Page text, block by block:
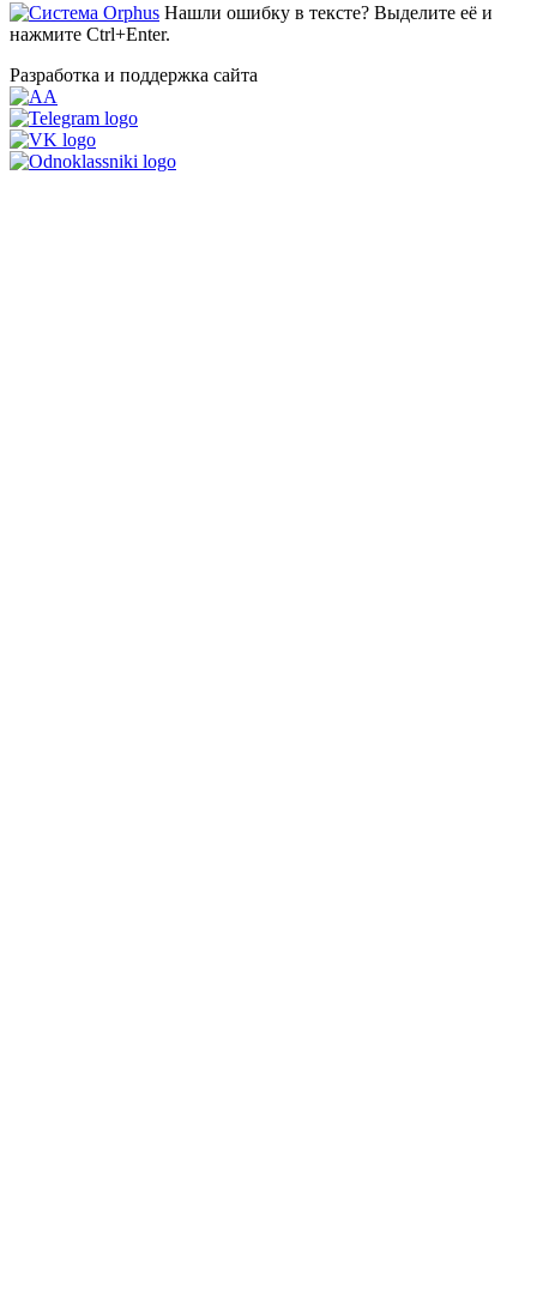
Нашли ошибку в тексте? Выделите её и
нажмите Ctrl+Enter.
Разработка и поддержка сайта